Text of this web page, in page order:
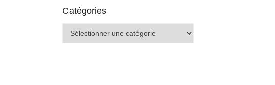
Catégories